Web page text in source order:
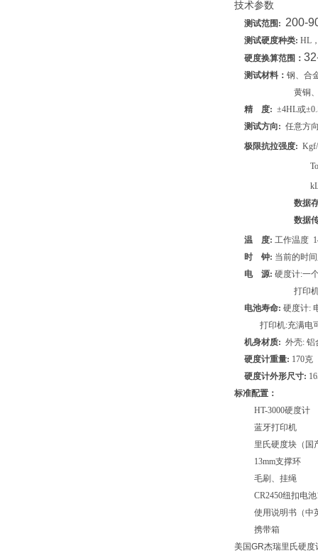
技术参数
测试范围 : 200-
测试硬度种类: HL
硬度换算范围：
测试材料： 钢、合
黄铜
精
度: ±4HL或±
测试方向: 任意方
极限抗拉强度:
数据
数据
温
度: 工作温度
时
钟: 当前的时
电
源: 硬度计:一
打印
电池寿命: 硬度计:
打印机:充满电
机身材质: 外壳: 铝
硬度计重量: 170克
硬度计外形尺寸:
标准配置：
HT-3000硬度计
蓝牙打印机
里氏硬度块（国
13mm支撑环
毛刷、挂绳
CR2450纽扣电池
使用说明书（中
携带箱
美国GR杰瑞里氏硬